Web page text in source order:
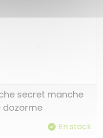
secret manche
dozorme
En stock